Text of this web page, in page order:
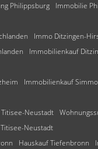
Philippsburg Immobilie
Immo Ditzingen-
Immobilienkauf
Immobilienkauf
Neustadt
Neustadt
Hauskauf Tiefenbronn